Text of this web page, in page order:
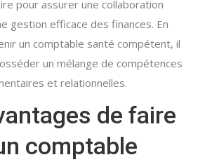
pour assurer une collaboration
gestion efficace des finances. En
un comptable santé compétent, il
un mélange de compétences
et relationnelles.
de faire
comptable